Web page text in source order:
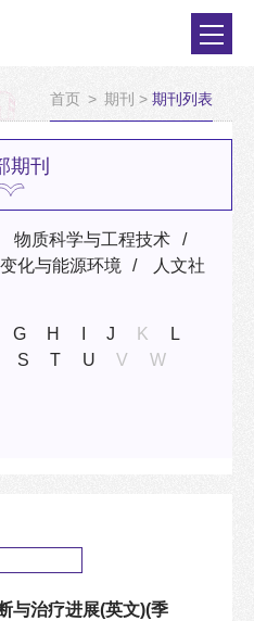
首页 > 期刊 > 期刊列表
期刊
物质科学与工程技术
化与能源环境
人文社
G H J K
L
S T U V
W
与治疗进展(英文)(季